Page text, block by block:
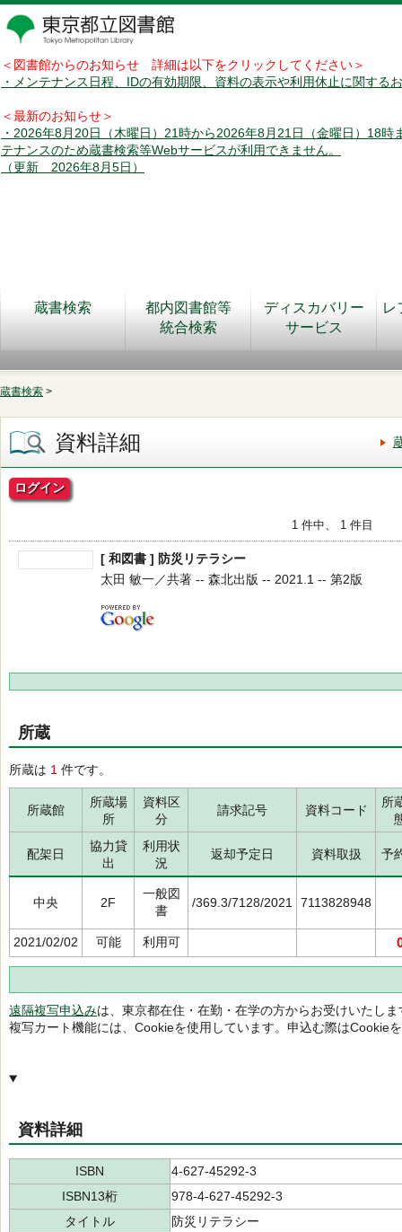
＜図書館からのお知らせ 詳細は以下をクリックしてください＞
・メンテナンス日程、IDの有効期限、資料の表示や利用休止に関する
＜最新のお知らせ＞
・2026年8月20日（木曜日）21時から2026年8月21日（金曜日）18時
テナンスのため蔵書検索等Webサービスが利用できません。
（更新 2026年8月5日）
蔵書検索
都内図書館等
統合検索
ディスカバリー
サービス
レ
蔵書検索 >
資料詳細
ログイン
1 件中、 1 件目
[ 和図書 ] 防災リテラシー
太田 敏一／共著 -- 森北出版 -- 2021.1 -- 第2版
所蔵
所蔵は 1 件です。
所蔵館
所蔵場
所
資料区
分
請求記号 資料コード
所
配架日
協力貸
出
利用状
況
返却予定日 資料取扱 予
中央 2F
一般図
書
/369.3/7128/2021 7113828948
2021/02/02 可能 利用可
遠隔複写申込みは、東京都在住・在勤・在学の方からお受けいたしま
複写カート機能には、Cookieを使用しています。申込む際はCookie
資料詳細
ISBN
4-627-45292-3
ISBN13桁
978-4-627-45292-3
タイトル
防災リテラシー